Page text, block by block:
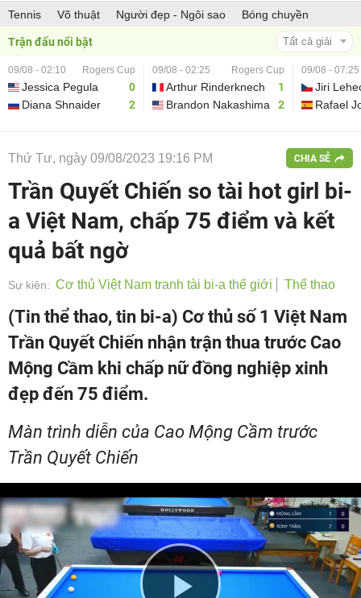
Tennis Võ thuật Người đẹp - Ngôi sao Bóng chuyền
Trận đấu nổi bật Tất cả giải
09/08 - 02:10 Rogers Cup
Jessica Pegula
0
Diana Shnaider
2
09/08 - 02:25 Rogers Cup
Arthur Rinderknech
1
Brandon Nakashima
2
09/08 - 07:25
Jiri
Rafael
Thứ Tư, ngày 09/08/2023 19:16 PM CHIA SẺ
Trần Quyết Chiến so tài hot girl bi-
a Việt Nam, chấp 75 điểm và kết
quả bất ngờ
Sự kiện: Cơ thủ Việt Nam tranh tài bi-a thế giới Thể thao
(Tin thể thao, tin bi-a) Cơ thủ số 1 Việt Nam
Trần Quyết Chiến nhận trận thua trước Cao
Mộng Cầm khi chấp nữ đồng nghiệp xinh
đẹp đến 75 điểm.
Màn trình diễn của Cao Mộng Cầm trước
Trần Quyết Chiến